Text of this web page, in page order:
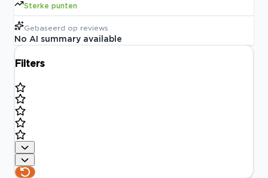
Sterke punten
Gebaseerd op reviews
No AI summary available
Filters